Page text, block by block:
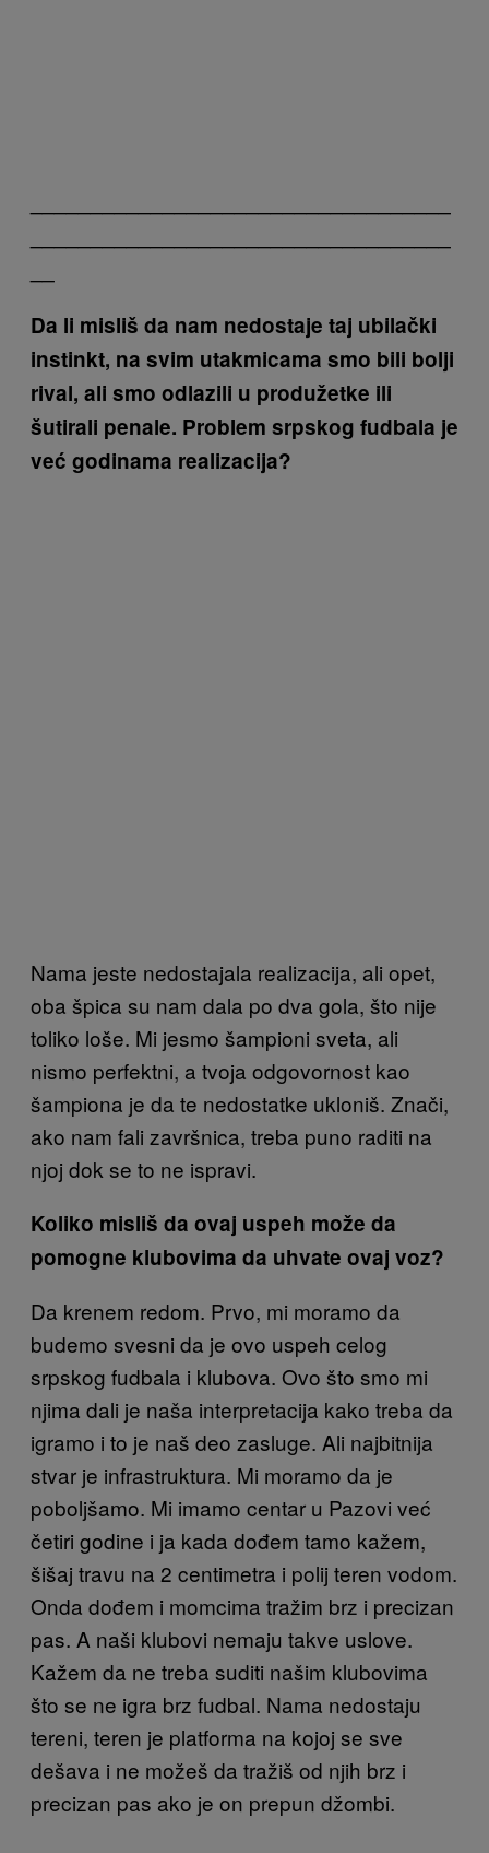
Da li misliš da nam nedostaje taj ubilački
instinkt, na svim utakmicama smo bili bolji
rival, ali smo odlazili u produžetke ili
šutirali penale. Problem srpskog fudbala je
već godinama realizacija?
Nama jeste nedostajala realizacija, ali opet,
oba špica su nam dala po dva gola, što nije
toliko loše. Mi jesmo šampioni sveta, ali
nismo perfektni, a tvoja odgovornost kao
šampiona je da te nedostatke ukloniš. Znači,
ako nam fali završnica, treba puno raditi na
njoj dok se to ne ispravi.
Koliko misliš da ovaj uspeh može da
pomogne klubovima da uhvate ovaj voz?
Da krenem redom. Prvo, mi moramo da
budemo svesni da je ovo uspeh celog
srpskog fudbala i klubova. Ovo što smo mi
njima dali je naša interpretacija kako treba da
igramo i to je naš deo zasluge. Ali najbitnija
stvar je infrastruktura. Mi moramo da je
poboljšamo. Mi imamo centar u Pazovi već
četiri godine i ja kada dođem tamo kažem,
šišaj travu na 2 centimetra i polij teren vodom.
Onda dođem i momcima tražim brz i precizan
pas. A naši klubovi nemaju takve uslove.
Kažem da ne treba suditi našim klubovima
što se ne igra brz fudbal. Nama nedostaju
tereni, teren je platforma na kojoj se sve
dešava i ne možeš da tražiš od njih brz i
precizan pas ako je on prepun džombi.